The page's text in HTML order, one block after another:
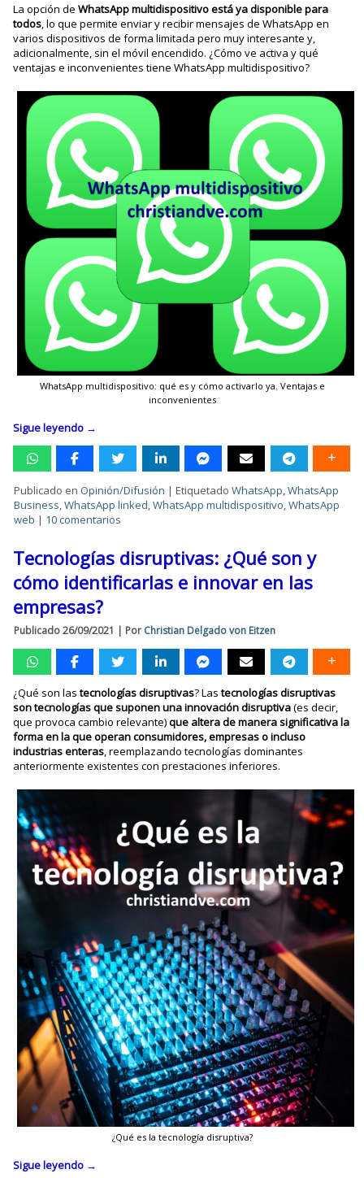
La opción deWhatsApp multidispositivo está ya disponible para
todos , lo que permite enviar y recibir mensajes de WhatsApp en
varios dispositivos de forma limitada pero muy interesante y,
adicionalmente, sin el móvil encendido. ¿Cómo ve activa y qué
ventajas e inconvenientes tiene WhatsApp multidispositivo?
WhatsApp multidispositivo: qué es y cómo activarlo ya. Ventajas e
inconvenientes
Sigue leyendo →
Publicado en Opinión/Difusión |Etiquetado WhatsApp,WhatsApp
Business,WhatsApp linked,WhatsApp multidispositivo,WhatsApp
web | 10 comentarios
Tecnologías disruptivas: ¿Qué son y
cómo identificarlas e innovar en las
empresas?
Publicado 26/09/2021 | Por Christian Delgado von Eitzen
¿Qué son lastecnologías disruptivas? Lastecnologías disruptivas
son tecnologías que suponen una innovación disruptiva(es decir,
que provoca cambio relevante)que altera de manera significativa la
forma en la que operan consumidores, empresas o incluso
industrias enteras, reemplazando tecnologías dominantes
anteriormente existentes con prestaciones inferiores.
¿Qué es la tecnología disruptiva?
Sigue leyendo →